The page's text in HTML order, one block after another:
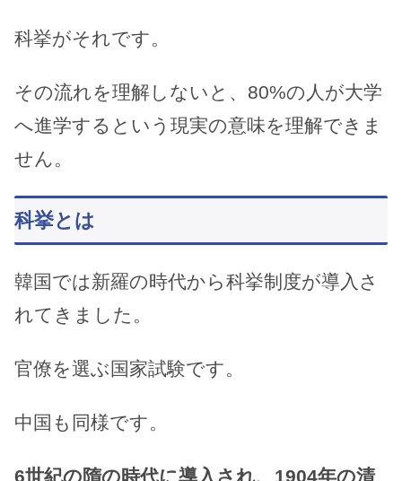
科挙がそれです。
その流れを理解しないと、80%の人が大学
へ進学するという現実の意味を理解できま
せん。
科挙とは
韓国では新羅の時代から科挙制度が導入さ
れてきました。
官僚を選ぶ国家試験です。
中国も同様です。
6世紀の隋の時代に導入され、1904年の清